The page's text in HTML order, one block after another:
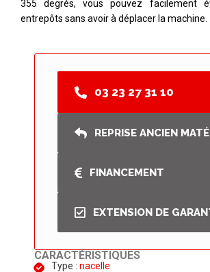
355 degrés, vous pouvez facilement
entrepôts sans avoir à déplacer la machine.
03 23 27 31 10
REPRISE ANCIEN
FINANCEMENT
EXTENSION DE
CARACTÉRISTIQUES
Type : nacelle